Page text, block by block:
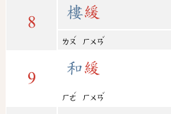
8
樓緩
ㄌㄡ
ˊ
ㄏㄨㄢ
ˇ
9
和緩
ㄏㄜ
ˊ
ㄏㄨㄢ
ˇ